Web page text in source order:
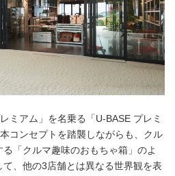
ミアム」を名乗る「U-BASE プレミ
コンセプトを踏襲しながらも、クル
「クルマ趣味のおもちゃ箱」のよ
、他の3店舗とは異なる世界観を表